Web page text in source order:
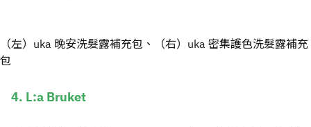
（左）uka 晚安洗髮露補充包、（右）uka 密集護色洗髮露補充
包
4. L:a Bruket